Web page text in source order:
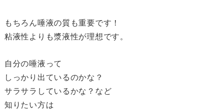
もちろん唾液の質も重要です！
粘液性よりも漿液性が理想です。
自分の唾液って
しっかり出ているのかな？
サラサラしているかな？など
知りたい方は